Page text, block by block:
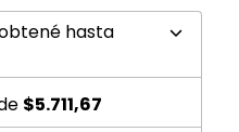
hasta
$5.711,67